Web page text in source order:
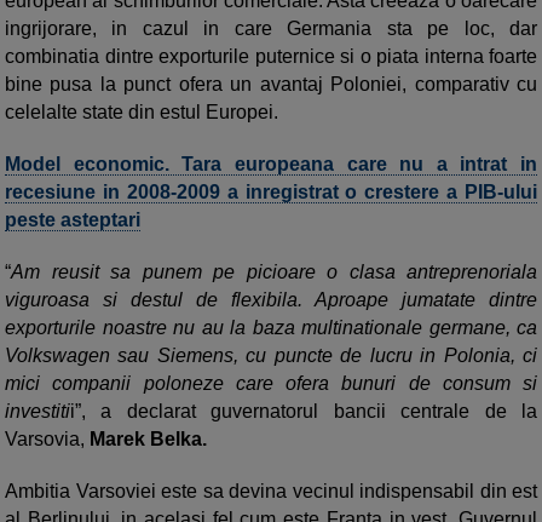
ingrijorare, in cazul in care Germania sta pe loc, dar
combinatia dintre exporturile puternice si o piata interna foarte
bine pusa la punct ofera un avantaj Poloniei, comparativ cu
celelalte state din estul Europei.
Model economic. Tara europeana care nu a intrat in
recesiune in 2008-2009 a inregistrat o crestere a PIB-ului
peste asteptari
“Am reusit sa punem pe picioare o clasa antreprenoriala
viguroasa si destul de flexibila. Aproape jumatate dintre
exporturile noastre nu au la baza multinationale germane, ca
Volkswagen sau Siemens, cu puncte de lucru in Polonia, ci
mici companii poloneze care ofera bunuri de consum si
investitii”, a declarat guvernatorul bancii centrale de la
Varsovia, Marek Belka.
Ambitia Varsoviei este sa devina vecinul indispensabil din est